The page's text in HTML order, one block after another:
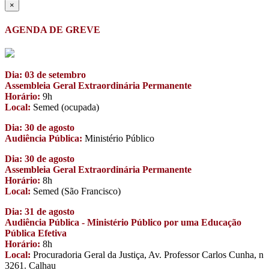
×
AGENDA DE GREVE
Dia: 03 de setembro
Assembleia Geral Extraordinária Permanente
Horário: 9h
Local: Semed (ocupada)
Dia: 30 de agosto
Audiência Pública: Ministério Público
Dia: 30 de agosto
Assembleia Geral Extraordinária Permanente
Horário: 8h
Local: Semed (São Francisco)
Dia: 31 de agosto
Audiência Pública - Ministério Público por uma Educação
Pública Efetiva
Horário: 8h
Local: Procuradoria Geral da Justiça, Av. Professor Carlos Cunha, n
3261. Calhau